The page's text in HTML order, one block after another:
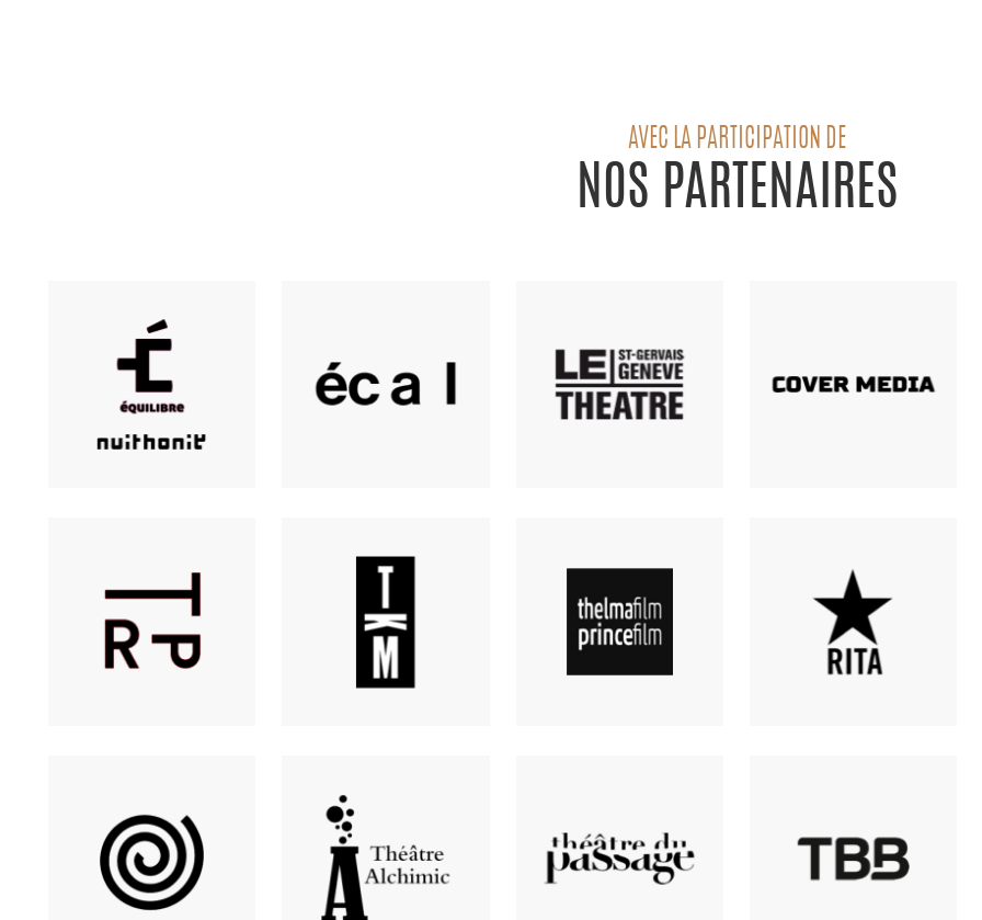
AVEC LA PARTICIPATION DE
NOS PARTENAIRES